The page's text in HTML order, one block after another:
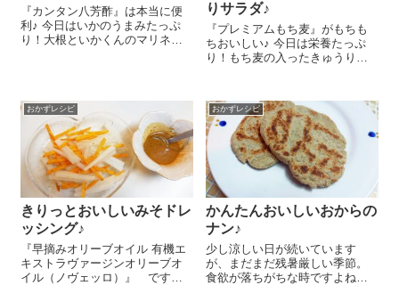
『カンタン八芳酢』は本当に便
利♪ 今日はいかのうまみたっぷ
り！大根といかくんのマリネの
合わせてよく混...
りサラダ♪
『プレミアムもち麦』がもちも
ちおいしい♪ 今日は栄養たっぷ
り！もち麦の入ったきゅうりと
麦をゆでます。多めにゆでて冷
凍しておくと、使いたいときに
使えるのでおススメ！鍋に...
おかずレシピ
きりっとおいしいみそドレ
ッシング♪
『早摘みオリーブオイル 有機エ
キストラヴァージンオリーブオ
イル（ノヴェッロ）』 ですっ
おかずレシピ
かんたんおいしいおからの
ナン♪
少し涼しい日が続いています
が、まだまだ残暑厳しい季節。
食欲が落ちがちな時ですよね。